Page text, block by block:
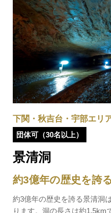
景清洞
約3億年の歴史を誇
約3億年の歴史を誇る景清洞
ります。洞の長さは約1.5km
下関・秋吉台・宇部エリ
団体可（30名以上）